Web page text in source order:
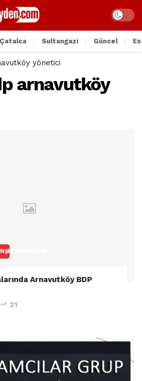
Çatalca Sultangazi Güncel
yönetici
arnavutköy
HABERLER
Arnavutköy BDP
21